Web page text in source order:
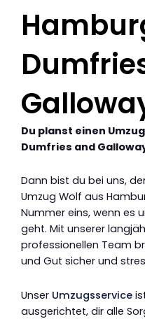
Du planst einen
Dumfries and
Dann bist du bei uns,
Umzug Wolf aus
Nummer eins, wenn es
geht. Mit unserer
professionellen Team
und Gut sicher und
Unser Umzugsservice
ausgerichtet, dir alle